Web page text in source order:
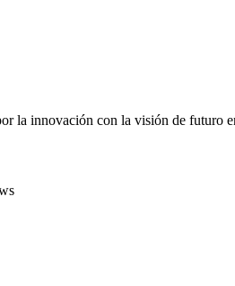
la innovación con la visión de futuro